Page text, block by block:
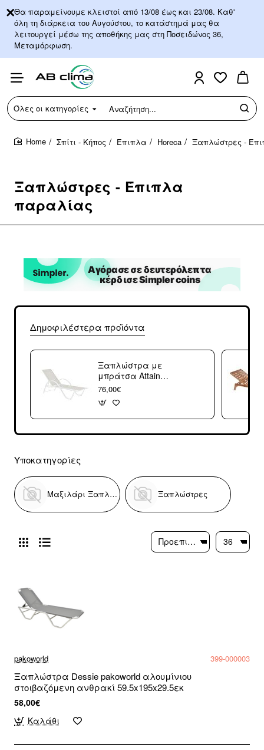
Θα παραμείνουμε κλειστοί από 13/08 έως και 23/08. Καθ'
όλη τη διάρκεια του Αυγούστου, το κατάστημά μας θα
λειτουργεί μέσω της αποθήκης μας στη Ποσειδώνος 36,
Μεταμόρφωση.
Όλες οι κατηγορίες
Αναζήτηση...
Ξαπλώστρες - Έπιπλα
παραλίας
Σπίτι - Κήπος Έπιπλα Horeca Ξαπλώστρες -
Δημοφιλέστερα προϊόντα
Ξαπλώστρα με
μπράτσα Attain
pakoworld λευκό
αλουμίνιο και
textilene σε μπεζ
απόχρωση
76,00€
Υποκατηγορίες
Μαξιλάρι Ξαπλώστρας Ξαπλώστρες
pakoworld 399-000003
Ξαπλώστρα Dessie pakoworld αλουμίνιου
στοιβαζόμενη ανθρακί 59.5x195x29.5εκ
58,00€
Καλάθι